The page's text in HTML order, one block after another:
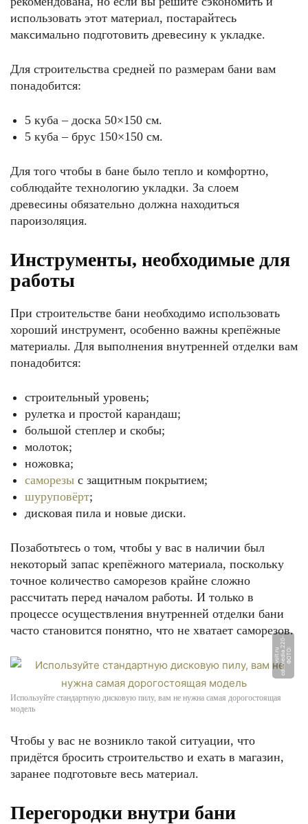
использовать этот материал, постарайтесь
максимально подготовить древесину к укладке.
Для строительства средней по размерам бани вам
понадобится:
5 куба – доска 50×150 см.
5 куба – брус 150×150 см.
Для того чтобы в бане было тепло и комфортно,
соблюдайте технологию укладки. За слоем
древесины обязательно должна находиться
пароизоляция.
Инструменты, необходимые для
работы
При строительстве бани необходимо использовать
хороший инструмент, особенно важны крепёжные
материалы. Для выполнения внутренней отделки вам
понадобится:
строительный уровень;
рулетка и простой карандаш;
большой степлер и скобы;
молоток;
ножовка;
саморезы с защитным покрытием;
шуруповёрт;
дисковая пила и новые диски.
Позаботьтесь о том, чтобы у вас в наличии был
некоторый запас крепёжного материала, поскольку
точное количество саморезов крайне сложно
рассчитать перед началом работы. И только в
процессе осуществления внутренней отделки бани
часто становится понятно, что не хватает саморезов.
Ф
О
Т
О:
c
d
n
m
e
di
a.
2
2
0
-v
ol
t.
r
u
Используйте стандартную дисковую пилу, вам не нужна самая дорогостоящая
модель
Чтобы у вас не возникло такой ситуации, что
придётся бросить строительство и ехать в магазин,
заранее подготовьте весь материал.
Перегородки внутри бани